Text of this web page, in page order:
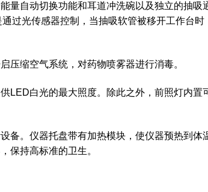
量自动切换功能和耳道冲洗碗以及独立的抽吸
过光传感器控制，当抽吸软管被移开工作台时
压缩空气系统，对药物喷雾器进行消毒。
LED白光的最大照度。除此之外，前照灯内置
备。仪器托盘带有加热模块，使仪器预热到体
保持高标准的卫生。